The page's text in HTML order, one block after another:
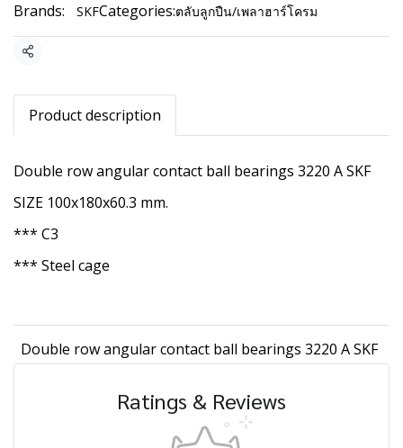
Brands:
SKFCategories:ตลับลูกปืน/เพลาฮาร์โครม
Share
Product description
Double row angular contact ball bearings 3220 A SKF
SIZE 100x180x60.3 mm.
*** C3
*** Steel cage
Double row angular contact ball bearings 3220 A SKF
Ratings & Reviews